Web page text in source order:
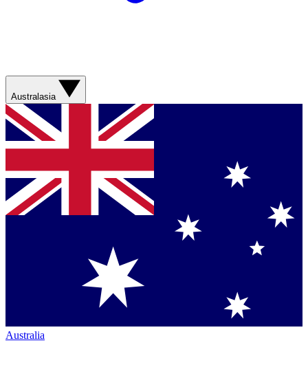
Australasia
Australia